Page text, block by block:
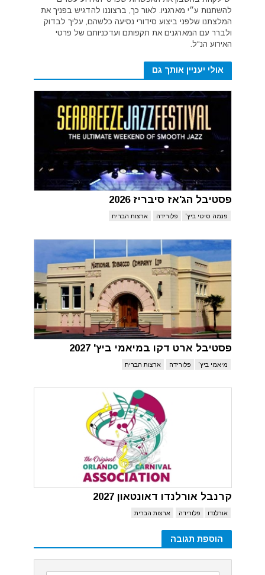
להשתנות ע״י מארגניו. לאור כך, ברצוננו להדגיש בפניך את
המלצתנו שלפני ביצוע סידורי נסיעה כלשהם, עליך לבדוק
ולברר עם המארגנים את תקפותם ועדכניותם של פרטי
האירוע הנ"ל.
אולי יעניין אותך גם
פסטיבל הג'אז סיבריז 2026
פנמה סיטי ביץ' פלורידה ארצות הברית
פסטיבל ארט דקו במיאמי ביץ' 2027
מיאמי ביץ' פלורידה ארצות הברית
קרנבל אורלנדו דאונטאון 2027
אורלנדו פלורידה ארצות הברית
הוספת תגובה